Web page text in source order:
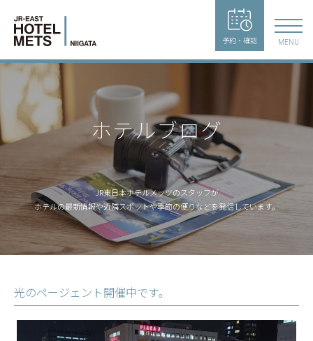
予約・確認 MENU
ホテルブログ
JR東日本ホテルメッツのスタッフが
ホテルの最新情報や近隣スポットや季節の便りなどを発信しています。
光のページェント開催中です。